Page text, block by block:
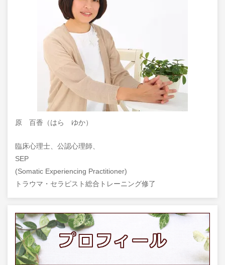
原 百香（はら ゆか）
臨床心理士、公認心理師、
SEP
(Somatic Experiencing Practitioner)
トラウマ・セラピスト総合トレーニング修了